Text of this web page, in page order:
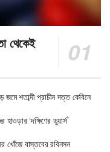
থেকেই
শতাব্দী প্রাচীন দত্ত কেবিনে
‘দক্ষিণের ডুয়ার্স’
খোঁজে বাস্তবের রবিনসন